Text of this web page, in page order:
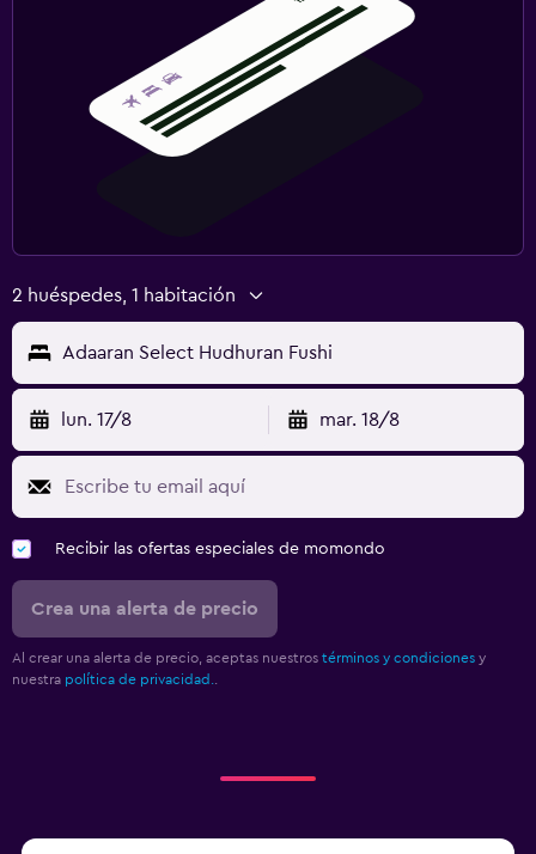
2 huéspedes, 1 habitación
Adaaran Select Hudhuran Fushi
lun. 17/8 mar. 18/8
Recibir las ofertas especiales de momondo
Crea una alerta de precio
Al crear una alerta de precio, aceptas nuestros términos y condiciones y
nuestra política de privacidad.